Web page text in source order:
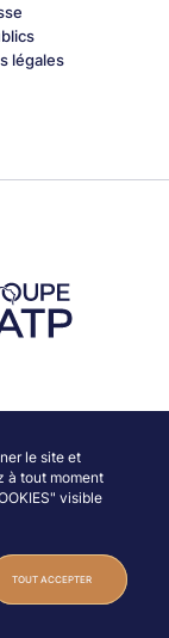
le site et
à tout moment
visible
TOUT ACCEPTER
légales